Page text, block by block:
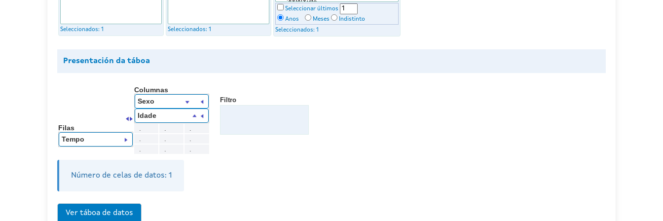
Seleccionados: 1 Seleccionados: 1
Seleccionar últimos
Anos
Meses
Indistinto
Seleccionados: 1
Presentación da táboa
Columnas
Sexo
Idade
Filas
Tempo
. .
.
.
.
.
.
. .
Filtro
Número de celas de datos: 1